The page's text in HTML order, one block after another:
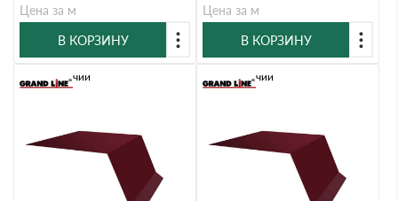
Цена за м
В КОРЗИНУ
Цена за м
В КОРЗИНУ
В наличии В наличии